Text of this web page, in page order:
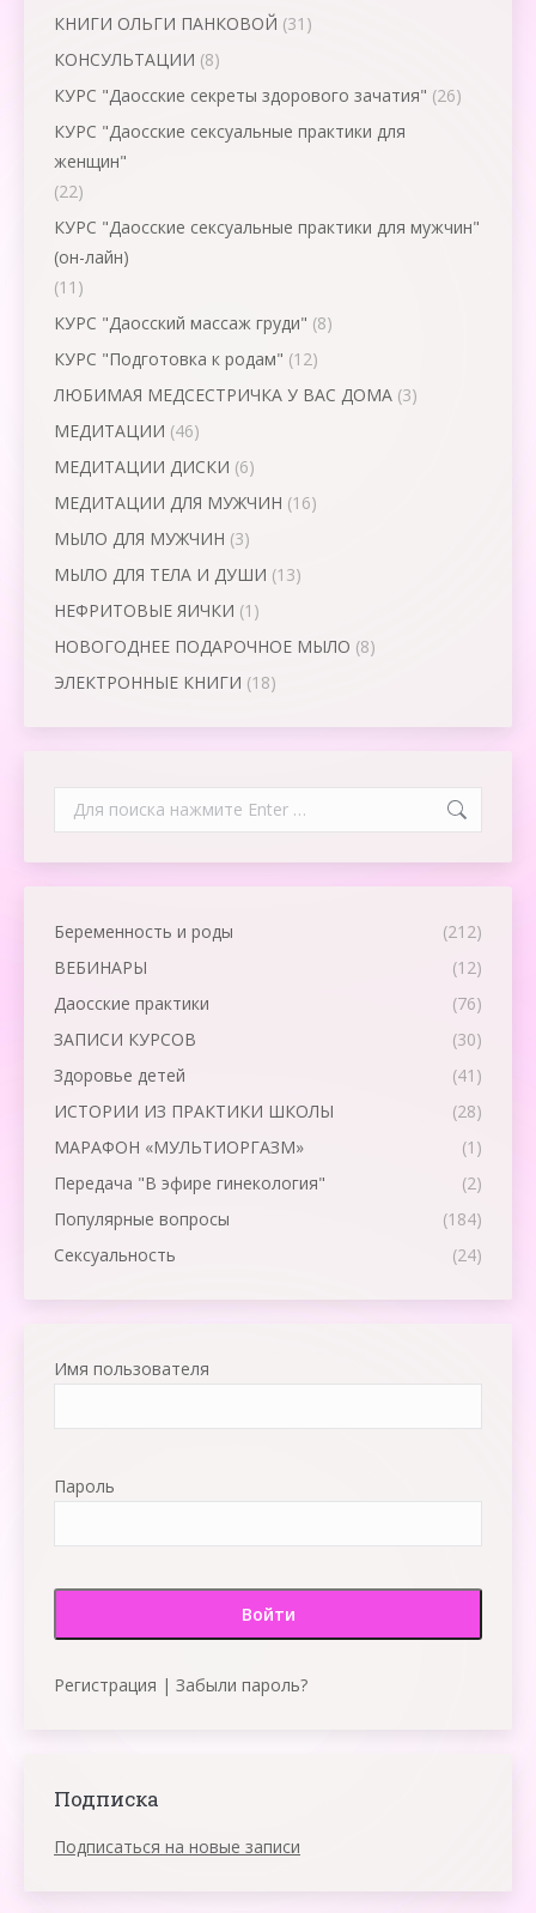
КНИГИ ОЛЬГИ ПАНКОВОЙ (31)
КОНСУЛЬТАЦИИ (8)
КУРС "Даосские секреты здорового зачатия" (26)
КУРС "Даосские сексуальные практики для
женщин"
(22)
КУРС "Даосские сексуальные практики для мужчин"
(он-лайн)
(11)
КУРС "Даосский массаж груди" (8)
КУРС "Подготовка к родам" (12)
ЛЮБИМАЯ МЕДСЕСТРИЧКА У ВАС ДОМА (3)
МЕДИТАЦИИ (46)
МЕДИТАЦИИ ДИСКИ (6)
МЕДИТАЦИИ ДЛЯ МУЖЧИН (16)
МЫЛО ДЛЯ МУЖЧИН (3)
МЫЛО ДЛЯ ТЕЛА И ДУШИ (13)
НЕФРИТОВЫЕ ЯИЧКИ (1)
НОВОГОДНЕЕ ПОДАРОЧНОЕ МЫЛО (8)
ЭЛЕКТРОННЫЕ КНИГИ (18)
Search:
Беременность и роды
(212)
ВЕБИНАРЫ
(12)
Даосские практики
(76)
ЗАПИСИ КУРСОВ
(30)
Здоровье детей
(41)
ИСТОРИИ ИЗ ПРАКТИКИ ШКОЛЫ
(28)
МАРАФОН «МУЛЬТИОРГАЗМ»
(1)
Передача "В эфире гинекология"
(2)
Популярные вопросы
(184)
Сексуальность
(24)
Имя пользователя
Пароль
Регистрация | Забыли пароль?
Подписка
Подписаться на новые записи